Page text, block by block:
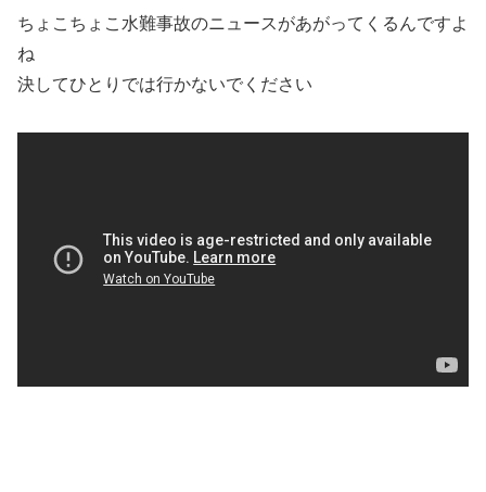
ちょこちょこ水難事故のニュースがあがってくるんですよ
ね
決してひとりでは行かないでください